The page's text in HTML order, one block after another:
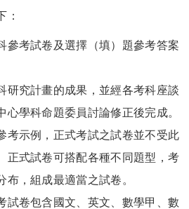
：
參考試卷及選擇（填）題參考答案
研究計畫的成果，並經各考科座談
心學科命題委員討論修正後完成。
考示例，正式考試之試卷並不受此
正式試卷可搭配各種不同題型，考
布，組成最適當之試卷。
試卷包含國文、英文、數學甲、數